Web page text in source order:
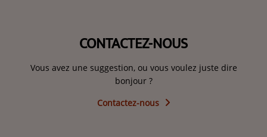
CONTACTEZ-NOUS
Vous avez une suggestion, ou vous voulez juste dire
bonjour ?
Contactez-nous